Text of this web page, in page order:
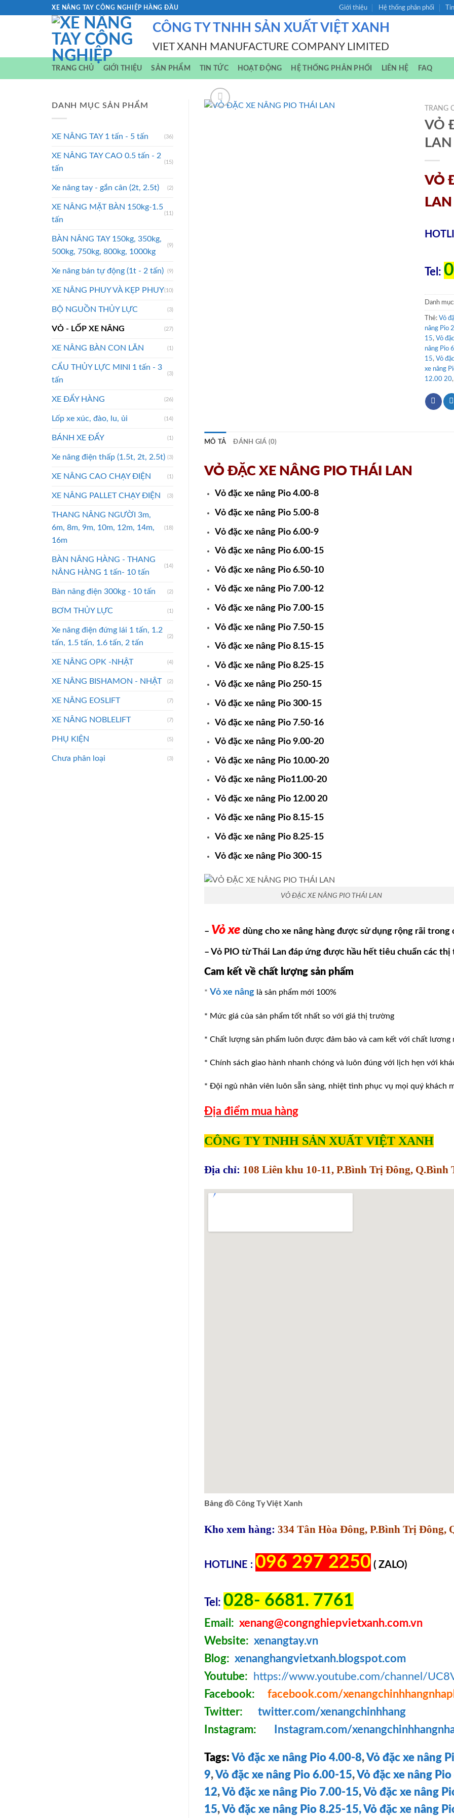
XE NÂNG TAY CÔNG NGHIỆP HÀNG ĐẦU Giới thiệu Hệ thống phân phối
CÔNG TY TNHH SẢN XUẤT VIỆT XANH
VIET XANH MANUFACTURE COMPANY LIMITED
TRANG CHỦ GIỚI THIỆU SẢN PHẨM TIN TỨC HOẠT ĐỘNG HỆ THỐNG PHÂN PHỐI LIÊN HỆ FAQ
DANH MỤC SẢN PHẨM
XE NÂNG TAY 1 tấn - 5 tấn (36)
XE NÂNG TAY CAO 0.5 tấn - 2
tấn
(15)
Xe nâng tay - gắn cân (2t, 2.5t) (2)
XE NÂNG MẶT BÀN 150kg-1.5
tấn
(11)
BÀN NÂNG TAY 150kg, 350kg,
500kg, 750kg, 800kg, 1000kg
(9)
Xe nâng bán tự động (1t - 2 tấn) (9)
XE NÂNG PHUY VÀ KẸP PHUY(10)
BỘ NGUỒN THỦY LỰC (3)
VỎ - LỐP XE NÂNG (27)
XE NÂNG BÀN CON LĂN (1)
CẨU THỦY LỰC MINI 1 tấn - 3
tấn
(3)
XE ĐẨY HÀNG (26)
Lốp xe xúc, đào, lu, ủi (14)
BÁNH XE ĐẨY (1)
Xe nâng điện thấp (1.5t, 2t, 2.5t) (3)
XE NÂNG CAO CHẠY ĐIỆN (1)
XE NÂNG PALLET CHẠY ĐIỆN (3)
THANG NÂNG NGƯỜI 3m,
6m, 8m, 9m, 10m, 12m, 14m,
16m
(18)
BÀN NÂNG HÀNG - THANG
NÂNG HÀNG 1 tấn- 10 tấn
(14)
Bàn nâng điện 300kg - 10 tấn (2)
BƠM THỦY LỰC (1)
Xe nâng điện đứng lái 1 tấn, 1.2
tấn, 1.5 tấn, 1.6 tấn, 2 tấn
(2)
XE NÂNG OPK -NHẬT (4)
XE NÂNG BISHAMON - NHẬT (2)
XE NÂNG EOSLIFT (7)
XE NÂNG NOBLELIFT (7)
PHỤ KIỆN (5)
Chưa phân loại (3)
TRANG
VỎ
LAN
VỎ
LAN
Tel:
Danh
Thẻ: Vỏ
nâng Pio
15, Vỏ
nâng Pio
15, Vỏ
xe nâng
12.00 20,
MÔ TẢ ĐÁNH GIÁ (0)
VỎ ĐẶC XE NÂNG PIO THÁI LAN
Vỏ đặc xe nâng Pio 4.00-8
Vỏ đặc xe nâng Pio 5.00-8
Vỏ đặc xe nâng Pio 6.00-9
Vỏ đặc xe nâng Pio 6.00-15
Vỏ đặc xe nâng Pio 6.50-10
Vỏ đặc xe nâng Pio 7.00-12
Vỏ đặc xe nâng Pio 7.00-15
Vỏ đặc xe nâng Pio 7.50-15
Vỏ đặc xe nâng Pio 8.15-15
Vỏ đặc xe nâng Pio 8.25-15
Vỏ đặc xe nâng Pio 250-15
Vỏ đặc xe nâng Pio 300-15
Vỏ đặc xe nâng Pio 7.50-16
Vỏ đặc xe nâng Pio 9.00-20
Vỏ đặc xe nâng Pio 10.00-20
Vỏ đặc xe nâng Pio11.00-20
Vỏ đặc xe nâng Pio 12.00 20
Vỏ đặc xe nâng Pio 8.15-15
Vỏ đặc xe nâng Pio 8.25-15
Vỏ đặc xe nâng Pio 300-15
VỎ ĐẶC XE NÂNG PIO THÁI LAN
– Vỏ xe dùng cho xe nâng hàng được sử dụng rộng rãi trong
– Vỏ PIO từ Thái Lan đáp ứng được hầu hết tiêu chuẩn các
Cam kết về chất lượng sản phẩm
* Vỏ xe nâng là sản phẩm mới 100%
* Mức giá của sản phẩm tốt nhất so với giá thị trường
* Chất lượng sản phẩm luôn được đảm bảo và cam kết với chất lương
* Chính sách giao hành nhanh chóng và luôn đúng với lịch hẹn với
* Đội ngủ nhân viên luôn sẵn sàng, nhiệt tình phục vụ mọi quý khách
Địa điểm mua hàng
CÔNG TY TNHH SẢN XUẤT VIỆT XANH
Địa chỉ: 108 Liên khu 10-11, P.Bình Trị Đông, Q.Bình
Bảng đồ Công Ty Việt Xanh
Kho xem hàng: 334 Tân Hòa Đông, P.Bình Trị Đông,
HOTLINE : 096 297 2250 ( ZALO)
Tel: 028- 6681. 7761
Email: xenang@congnghiepvietxanh.com.vn
Website: xenangtay.vn
Blog: xenanghangvietxanh.blogspot.com
Youtube:
https://www.youtube.com/channel/
Facebook:
facebook.com/
Twitter:
twitter.com/xenangchinhhang
Instagram:
Instagram.com/
Tags: Vỏ đặc xe nâng Pio 4.00-8, Vỏ đặc xe nâng
9, Vỏ đặc xe nâng Pio 6.00-15, Vỏ đặc xe nâng
12, Vỏ đặc xe nâng Pio 7.00-15, Vỏ đặc xe nâng
15, Vỏ đặc xe nâng Pio 8.25-15, Vỏ đặc xe nâng